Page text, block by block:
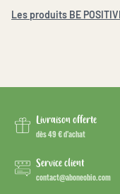
Les produits BE
Livraison offerte
dès 49 € d’achat
Service client
contact@aboneobio.com